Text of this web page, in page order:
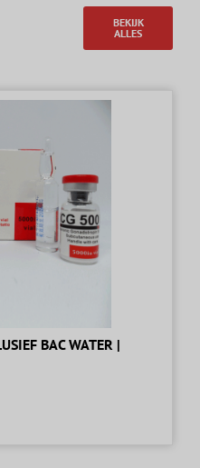
BEKIJK
ALLES
BAC WATER |